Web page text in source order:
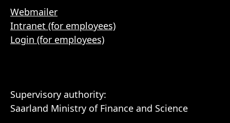
Webmailer
Intranet (for employees)
Login (for employees)
Supervisory authority:
Saarland Ministry of Finance and Science